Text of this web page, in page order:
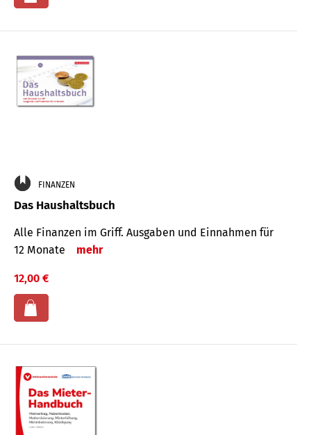
FINANZEN
Das Haushaltsbuch
Alle Finanzen im Griff. Aus­gaben und Ein­nahmen für
12 Monate
mehr
12,00 €